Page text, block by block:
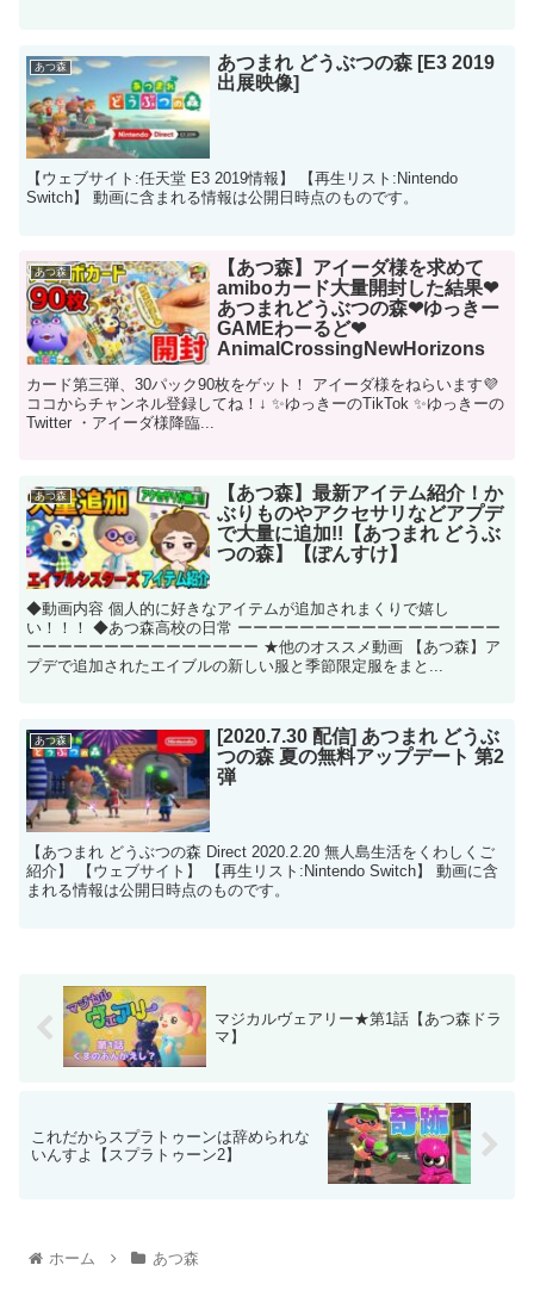
あつ森
あつまれ どうぶつの森 [E3 2019
出展映像]
【ウェブサイト:任天堂 E3 2019情報】 【再生リスト:Nintendo
Switch】 動画に含まれる情報は公開日時点のものです。
あつ森
【あつ森】アイーダ様を求めて
amiboカード大量開封した結果❤
あつまれどうぶつの森❤ゆっきー
GAMEわーるど❤
AnimalCrossingNewHorizons
カード第三弾、30パック90枚をゲット！ アイーダ様をねらいます💜
ココからチャンネル登録してね！↓ ✨ゆっきーのTikTok ✨ゆっきーの
Twitter ・アイーダ様降臨...
あつ森
【あつ森】最新アイテム紹介！か
ぶりものやアクセサリなどアプデ
で大量に追加!!【あつまれ どうぶ
つの森】【ぽんすけ】
◆動画内容 個人的に好きなアイテムが追加されまくりで嬉し
い！！！ ◆あつ森高校の日常 ーーーーーーーーーーーーーーーーー
ーーーーーーーーーーーーーーー ★他のオススメ動画 【あつ森】ア
プデで追加されたエイブルの新しい服と季節限定服をまと...
あつ森
[2020.7.30 配信] あつまれ どうぶ
つの森 夏の無料アップデート 第2
弾
【あつまれ どうぶつの森 Direct 2020.2.20 無人島生活をくわしくご
紹介】 【ウェブサイト】 【再生リスト:Nintendo Switch】 動画に含
まれる情報は公開日時点のものです。
マジカルヴェアリー★第1話【あつ森ドラ
マ】
これだからスプラトゥーンは辞められな
いんすよ【スプラトゥーン2】
ホーム あつ森